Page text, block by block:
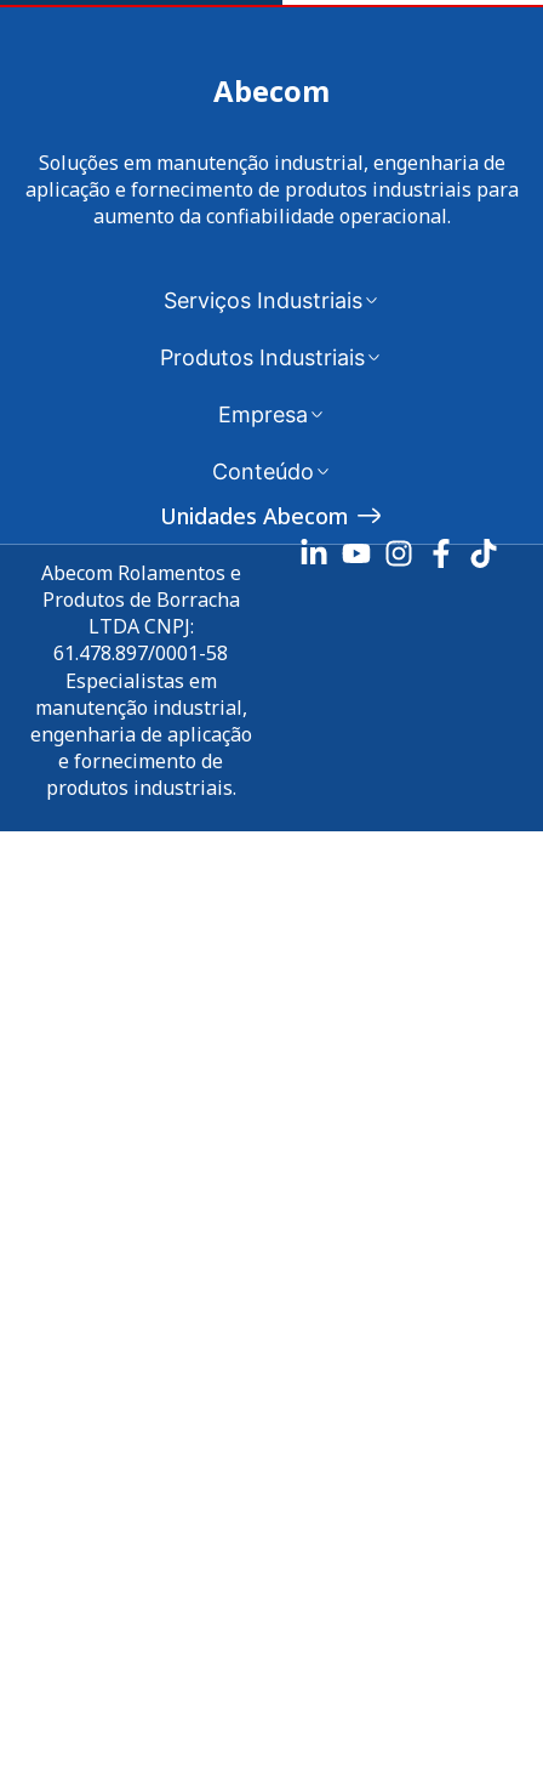
Abecom
Soluções em manutenção industrial, engenharia de
aplicação e fornecimento de produtos industriais para
aumento da confiabilidade operacional.
Serviços Industriais
Produtos Industriais
Empresa
Conteúdo
Unidades Abecom
Abecom Rolamentos e
Produtos de Borracha
LTDA CNPJ:
61.478.897/0001-58
Especialistas em
manutenção industrial,
engenharia de aplicação
e fornecimento de
produtos industriais.